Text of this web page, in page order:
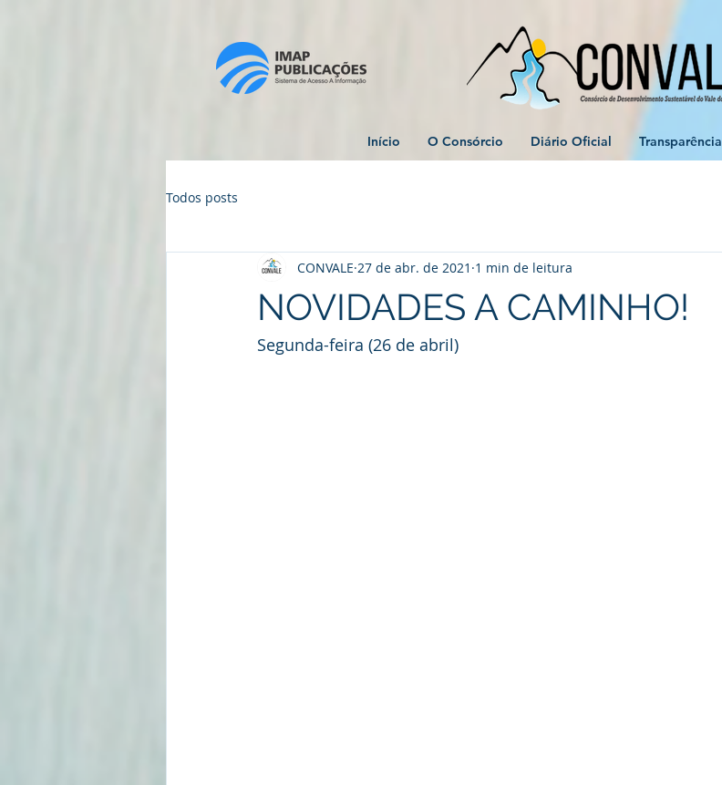
Início O Consórcio Diário Oficial Transparência
Todos posts
NOVIDADES A CAMINHO!
CONVALE 27 de abr. de 2021 1 min de leitura
Segunda-feira (26 de abril)